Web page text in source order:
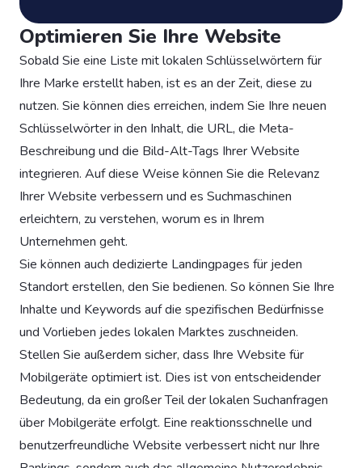
Optimieren Sie Ihre Website
Sobald Sie eine Liste mit lokalen Schlüsselwörtern für
Ihre Marke erstellt haben, ist es an der Zeit, diese zu
nutzen. Sie können dies erreichen, indem Sie Ihre neuen
Schlüsselwörter in den Inhalt, die URL, die Meta-
Beschreibung und die Bild-Alt-Tags Ihrer Website
integrieren. Auf diese Weise können Sie die Relevanz
Ihrer Website verbessern und es Suchmaschinen
erleichtern, zu verstehen, worum es in Ihrem
Unternehmen geht.
Sie können auch dedizierte Landingpages für jeden
Standort erstellen, den Sie bedienen. So können Sie Ihre
Inhalte und Keywords auf die spezifischen Bedürfnisse
und Vorlieben jedes lokalen Marktes zuschneiden.
Stellen Sie außerdem sicher, dass Ihre Website für
Mobilgeräte optimiert ist. Dies ist von entscheidender
Bedeutung, da ein großer Teil der lokalen Suchanfragen
über Mobilgeräte erfolgt. Eine reaktionsschnelle und
benutzerfreundliche Website verbessert nicht nur Ihre